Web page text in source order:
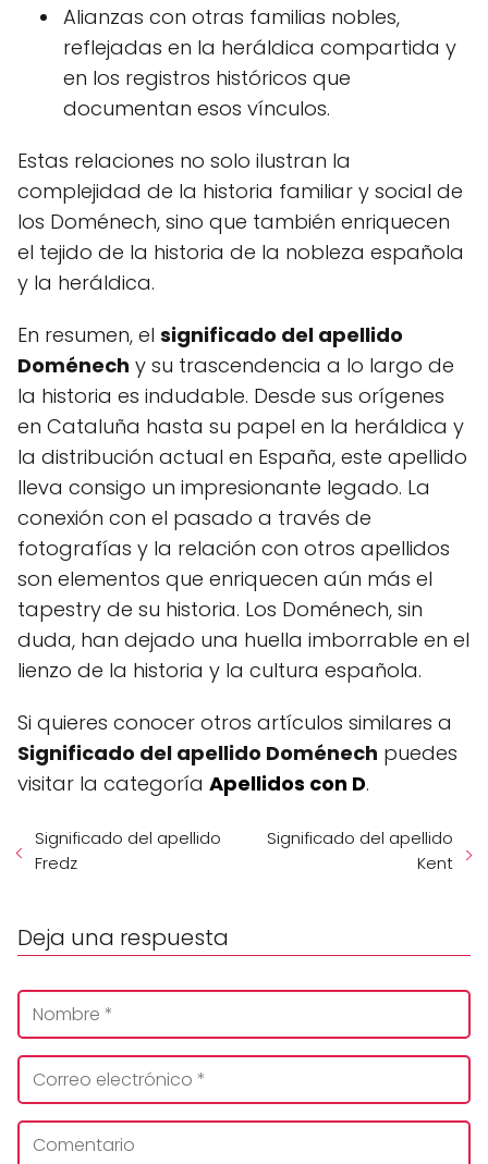
Alianzas con otras familias nobles,
reflejadas en la heráldica compartida y
en los registros históricos que
documentan esos vínculos.
Estas relaciones no solo ilustran la
complejidad de la historia familiar y social de
los Doménech, sino que también enriquecen
el tejido de la historia de la nobleza española
y la heráldica.
En resumen, el significado del apellido
Doménech y su trascendencia a lo largo de
la historia es indudable. Desde sus orígenes
en Cataluña hasta su papel en la heráldica y
la distribución actual en España, este apellido
lleva consigo un impresionante legado. La
conexión con el pasado a través de
fotografías y la relación con otros apellidos
son elementos que enriquecen aún más el
tapestry de su historia. Los Doménech, sin
duda, han dejado una huella imborrable en el
lienzo de la historia y la cultura española.
Si quieres conocer otros artículos similares a
Significado del apellido Doménech puedes
visitar la categoría Apellidos con D.
Significado del apellido
Fredz
Significado del apellido
Kent
Deja una respuesta